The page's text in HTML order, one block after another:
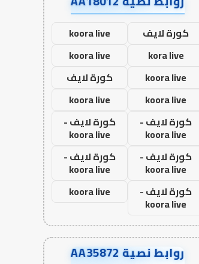
كورة لايف
koora live
kora live
koora live
koora live
كورة لايف
koora live
koora live
كورة لايف -
koora live
كورة لايف -
koora live
كورة لايف -
koora live
كورة لايف -
koora live
كورة لايف -
koora live
koora live
روابط نصية AA35872